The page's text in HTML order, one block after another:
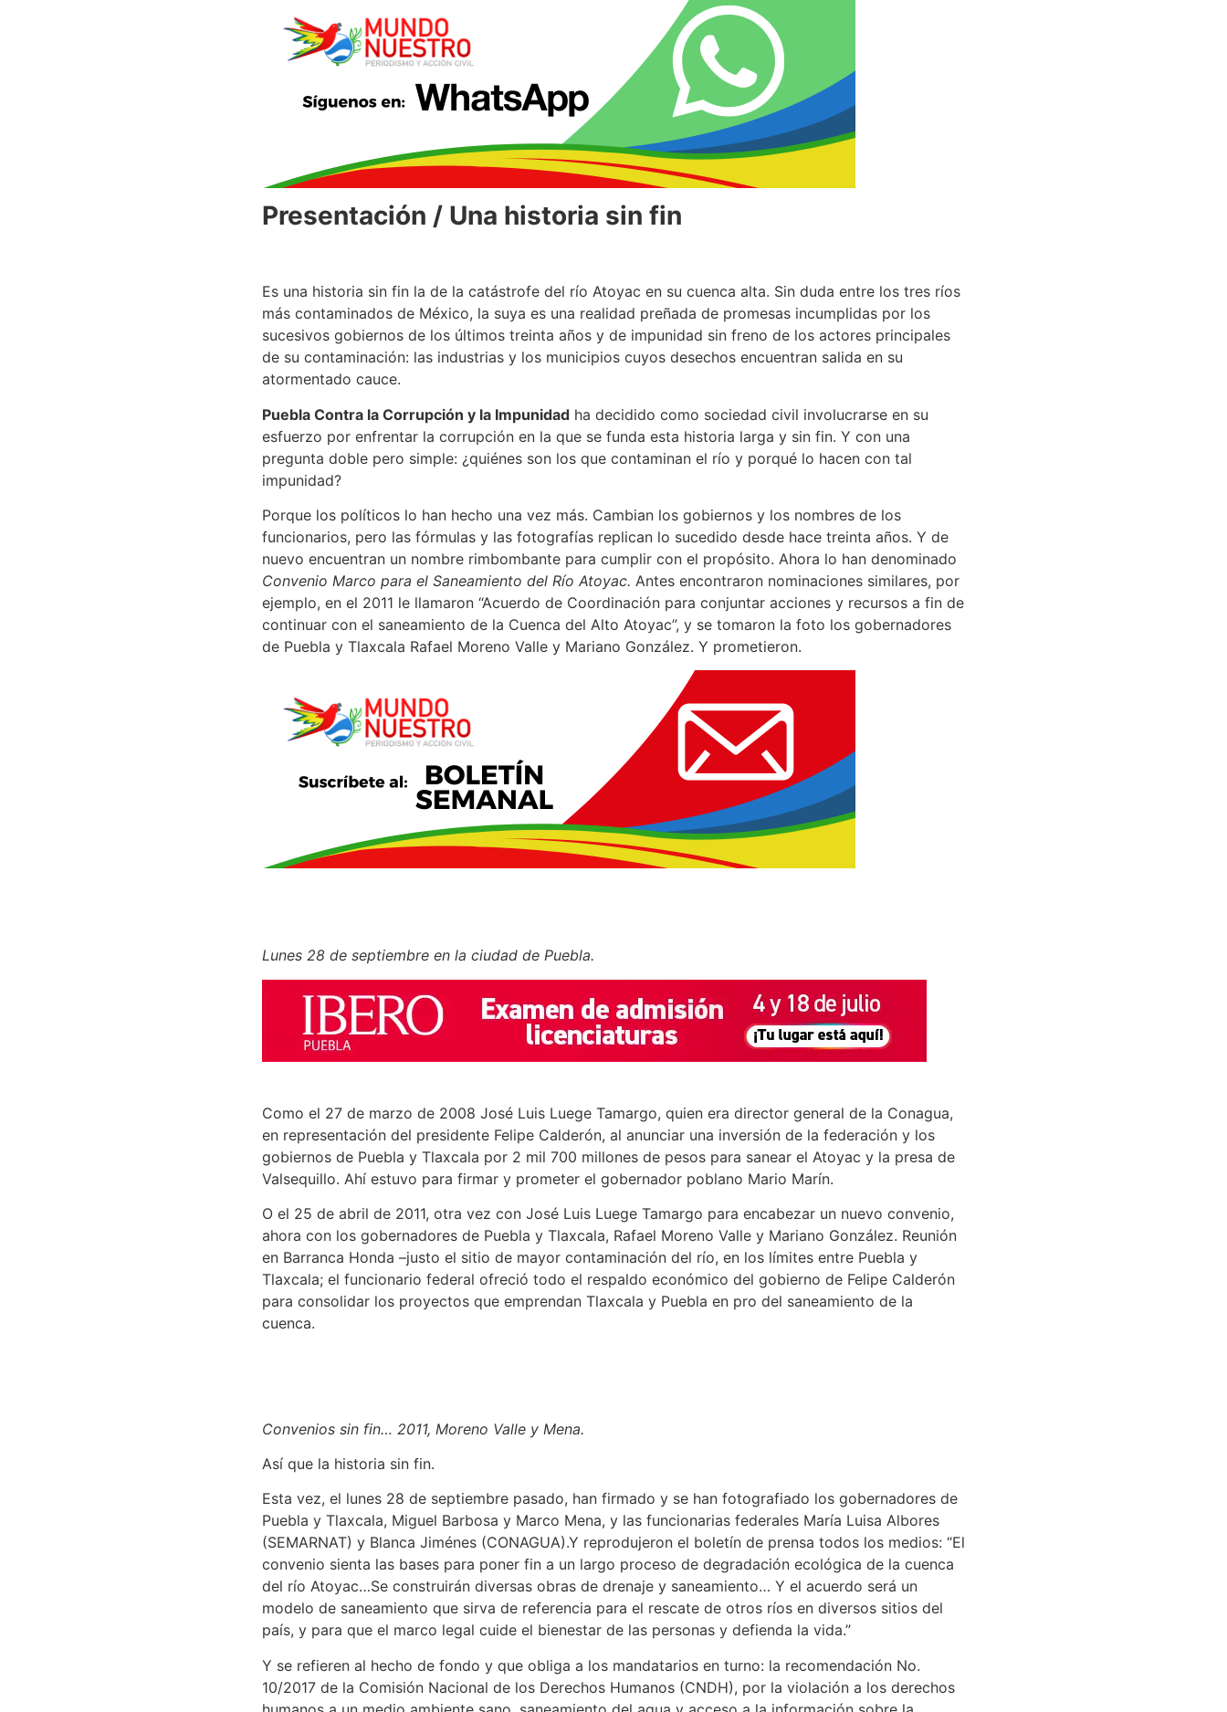
Presentación / Una historia sin fin
Es una historia sin fin la de la catástrofe del río Atoyac en su cuenca alta. Sin duda entre los tres ríos
más contaminados de México, la suya es una realidad preñada de promesas incumplidas por los
sucesivos gobiernos de los últimos treinta años y de impunidad sin freno de los actores principales
de su contaminación: las industrias y los municipios cuyos desechos encuentran salida en su
atormentado cauce.
Puebla Contra la Corrupción y la Impunidad ha decidido como sociedad civil involucrarse en su
esfuerzo por enfrentar la corrupción en la que se funda esta historia larga y sin fin. Y con una
pregunta doble pero simple: ¿quiénes son los que contaminan el río y porqué lo hacen con tal
impunidad?
Porque los políticos lo han hecho una vez más. Cambian los gobiernos y los nombres de los
funcionarios, pero las fórmulas y las fotografías replican lo sucedido desde hace treinta años. Y de
nuevo encuentran un nombre rimbombante para cumplir con el propósito. Ahora lo han denominado
Convenio Marco para el Saneamiento del Río Atoyac. Antes encontraron nominaciones similares, por
ejemplo, en el 2011 le llamaron “Acuerdo de Coordinación para conjuntar acciones y recursos a fin de
continuar con el saneamiento de la Cuenca del Alto Atoyac”, y se tomaron la foto los gobernadores
de Puebla y Tlaxcala Rafael Moreno Valle y Mariano González. Y prometieron.
Lunes 28 de septiembre en la ciudad de Puebla.
Como el 27 de marzo de 2008 José Luis Luege Tamargo, quien era director general de la Conagua,
en representación del presidente Felipe Calderón, al anunciar una inversión de la federación y los
gobiernos de Puebla y Tlaxcala por 2 mil 700 millones de pesos para sanear el Atoyac y la presa de
Valsequillo. Ahí estuvo para firmar y prometer el gobernador poblano Mario Marín.
O el 25 de abril de 2011, otra vez con José Luis Luege Tamargo para encabezar un nuevo convenio,
ahora con los gobernadores de Puebla y Tlaxcala, Rafael Moreno Valle y Mariano González. Reunión
en Barranca Honda –justo el sitio de mayor contaminación del río, en los límites entre Puebla y
Tlaxcala; el funcionario federal ofreció todo el respaldo económico del gobierno de Felipe Calderón
para consolidar los proyectos que emprendan Tlaxcala y Puebla en pro del saneamiento de la
cuenca.
Convenios sin fin… 2011, Moreno Valle y Mena.
Así que la historia sin fin.
Esta vez, el lunes 28 de septiembre pasado, han firmado y se han fotografiado los gobernadores de
Puebla y Tlaxcala, Miguel Barbosa y Marco Mena, y las funcionarias federales María Luisa Albores
(SEMARNAT) y Blanca Jiménes (CONAGUA).Y reprodujeron el boletín de prensa todos los medios: “El
convenio sienta las bases para poner fin a un largo proceso de degradación ecológica de la cuenca
del río Atoyac…Se construirán diversas obras de drenaje y saneamiento… Y el acuerdo será un
modelo de saneamiento que sirva de referencia para el rescate de otros ríos en diversos sitios del
país, y para que el marco legal cuide el bienestar de las personas y defienda la vida.”
Y se refieren al hecho de fondo y que obliga a los mandatarios en turno: la recomendación No.
10/2017 de la Comisión Nacional de los Derechos Humanos (CNDH), por la violación a los derechos